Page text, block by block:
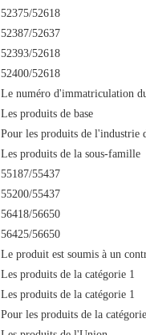
52375/52618
52387/52637
52393/52618
52400/52618
Le numéro d'immatriculation
Les produits de base
Pour les produits de l'industrie
Les produits de la sous-famille
55187/55437
55200/55437
56418/56650
56425/56650
Le produit est soumis à un
Les produits de la catégorie 1
Les produits de la catégorie 1
Pour les produits de la